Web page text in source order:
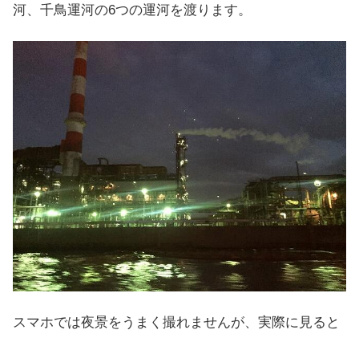
河、千鳥運河の6つの運河を渡ります。
スマホでは夜景をうまく撮れませんが、実際に見ると